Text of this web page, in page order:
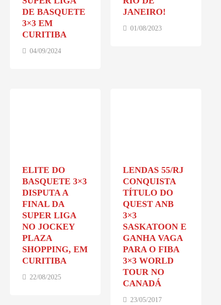
DE BASQUETE
3×3 EM
CURITIBA
04/09/2024
JANEIRO!
01/08/2023
ELITE DO
BASQUETE 3×3
DISPUTA A
FINAL DA
SUPER LIGA
NO JOCKEY
PLAZA
SHOPPING, EM
CURITIBA
22/08/2025
LENDAS 55/RJ
CONQUISTA
TÍTULO DO
QUEST ANB
3×3
SASKATOON E
GANHA VAGA
PARA O FIBA
3×3 WORLD
TOUR NO
CANADÁ
23/05/2017